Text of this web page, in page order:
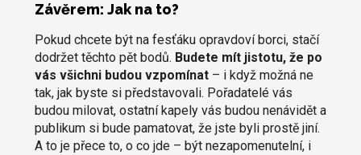
Závěrem: Jak na to?
Pokud chcete být na fesťáku opravdoví borci, stačí
dodržet těchto pět bodů. Budete mít jistotu, že po
vás všichni budou vzpomínat– i když možná ne
tak, jak byste si představovali. Pořadatelé vás
budou milovat, ostatní kapely vás budou nenávidět a
publikum si bude pamatovat, že jste byli prostě jiní.
A to je přece to, o co jde – být nezapomenutelní, i